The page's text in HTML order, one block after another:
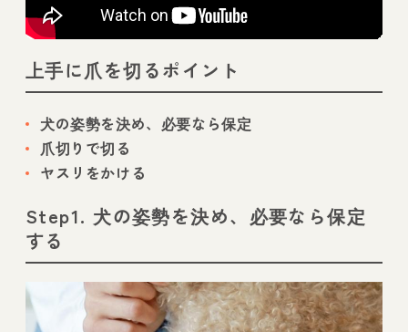
上手に爪を切るポイント
犬の姿勢を決め、必要なら保定
爪切りで切る
ヤスリをかける
Step1. 犬の姿勢を決め、必要なら保定
する